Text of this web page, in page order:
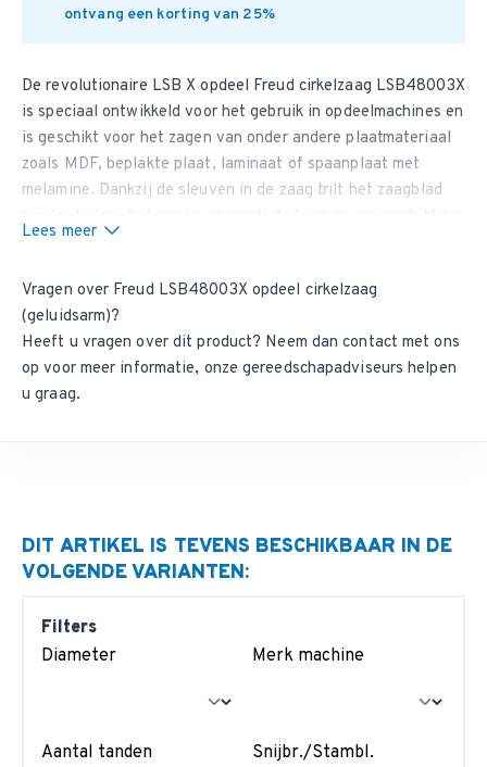
ontvang een korting van 25%
De revolutionaire LSB X opdeel Freud cirkelzaag LSB48003X
is speciaal ontwikkeld voor het gebruik in opdeelmachines en
is geschikt voor het zagen van onder andere plaatmateriaal
zoals MDF, beplakte plaat, laminaat of spaanplaat met
melamine. Dankzij de sleuven in de zaag trilt het zaagblad
verminderd. Ook bij hoge toerentallen kunt u met dit
behaalt u een hogere afwerkingsgraad.
Door de 30% dikkere hardmetalen tanden is deze opdeelzaag
bovendien veel vaker te herslijpen waardoor het zaagblad
een extreem lange levensduur heeft. Verder is de
opdeelcirkelzaag voorzien van een Silver Ice coating over
Lees meer
Vragen over Freud LSB48003X opdeel cirkelzaag
(geluidsarm)?
Heeft u vragen over dit product? Neem dancontact met ons
op voor meer informatie, onze gereedschapadviseurs helpen
u graag.
DIT ARTIKEL IS TEVENS BESCHIKBAAR IN DE
VOLGENDE VARIANTEN:
Filters
Diameter
Merk machine
Aantal tanden Snijbr./Stambl.